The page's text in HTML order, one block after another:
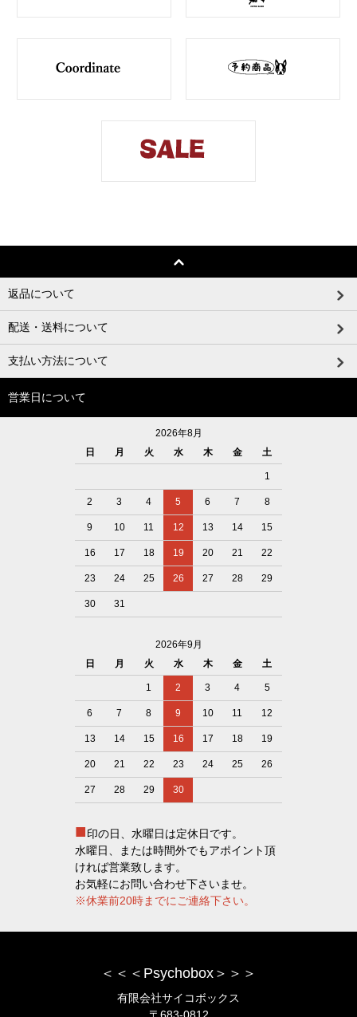
返品について
配送・送料について
支払い方法について
営業日について
2026年8月
日
月 火 水 木 金 土
1
2 3 4 5 6 7 8
9 10 11 12 13 14 15
16 17 18 19 20 21 22
23 24 25 26 27 28 29
30 31
2026年9月
日
月 火 水 木 金 土
1 2 3 4 5
6 7 8 9 10 11 12
13 14 15 16 17 18 19
20 21 22 23 24 25 26
27 28 29 30
■印の日、水曜日は定休日です。
水曜日、または時間外でもアポイント頂
ければ営業致します。
お気軽にお問い合わせ下さいませ。
※休業前20時までにご連絡下さい。
＜＜＜Psychobox＞＞＞
有限会社サイコボックス
〒683-0812